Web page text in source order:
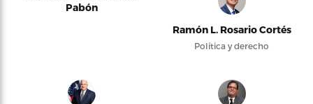
Pabón
Ramón L. Rosario Cortés
Política y derecho